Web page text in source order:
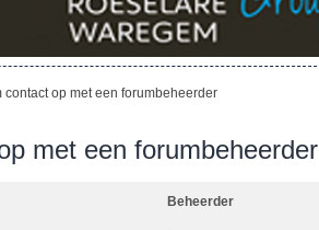
contact op met een forumbeheerder
met een forumbeheerder
Beheerder